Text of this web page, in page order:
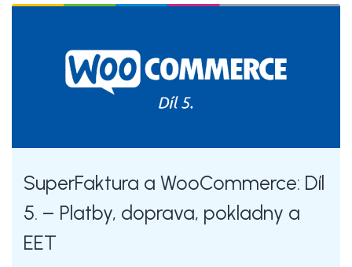
SuperFaktura a WooCommerce: Díl
5. – Platby, doprava, pokladny a
EET